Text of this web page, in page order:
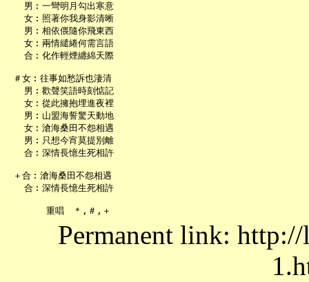
   男︰一彎明月勾出寒意
   女︰照著你我身影清晰
   男︰相依偎隨你飛東西
   女︰兩情繾綣何需言語
   合︰化作輕煙纏綿天際
＃女︰往事如愁訴也淒清
   男︰歡聲笑語時刻惦記
   女︰從此擁抱埋進夜裡
   男︰山盟海誓驚天動地
   女︰滄海桑田不怨相遇
   男︰只想今宵莫提別離
   合︰深情長憶生死相許
＋合︰滄海桑田不怨相遇
   合︰深情長憶生死相許
Permanent link: